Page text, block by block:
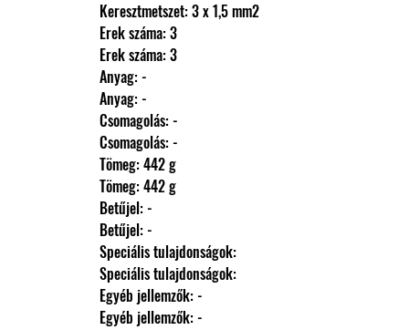
                Keresztmetszet: 3 x 1,5 mm2
                Erek száma: 3
                Erek száma: 3
                Anyag: -
                Anyag: -
                Csomagolás: -
                Csomagolás: -
                Tömeg: 442 g
                Tömeg: 442 g
                Betűjel: -
                Betűjel: -
                Speciális tulajdonságok:
                Speciális tulajdonságok:
                Egyéb jellemzők: -
                Egyéb jellemzők: -